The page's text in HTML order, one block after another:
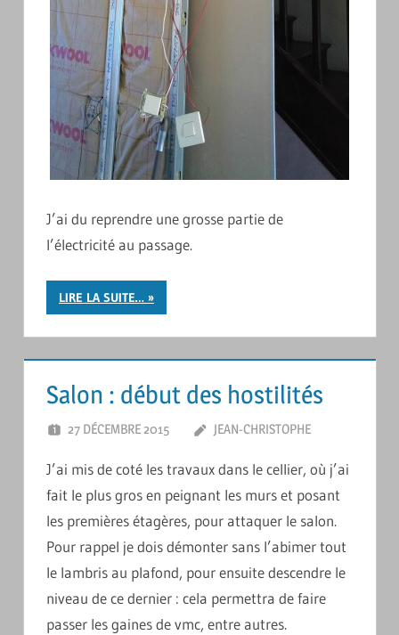
J’ai du reprendre une grosse partie de
l’électricité au passage.
LIRE LA SUITE…
Salon : début des hostilités
27 DÉCEMBRE 2015 JEAN-CHRISTOPHE
J’ai mis de coté les travaux dans le cellier, où j’ai
fait le plus gros en peignant les murs et posant
les premières étagères, pour attaquer le salon.
Pour rappel je dois démonter sans l’abimer tout
le lambris au plafond, pour ensuite descendre le
niveau de ce dernier : cela permettra de faire
passer les gaines de vmc, entre autres.